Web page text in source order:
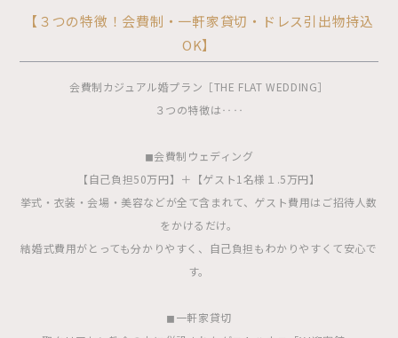
【３つの特徴！会費制・一軒家貸切・ドレス引出物持込
OK】
会費制カジュアル婚プラン［THE FLAT WEDDING］
３つの特徴は‥‥
◼︎会費制ウェディング
【自己負担50万円】＋【ゲスト1名様１.5万円】
挙式・衣装・会場・美容などが全て含まれて、ゲスト費用はご招待人数
をかけるだけ。
結婚式費用がとっても分かりやすく、自己負担もわかりやすくて安心で
す。
◼︎一軒家貸切